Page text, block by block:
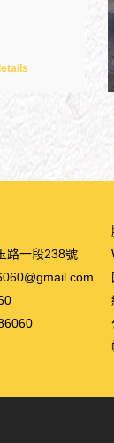
路一段238號